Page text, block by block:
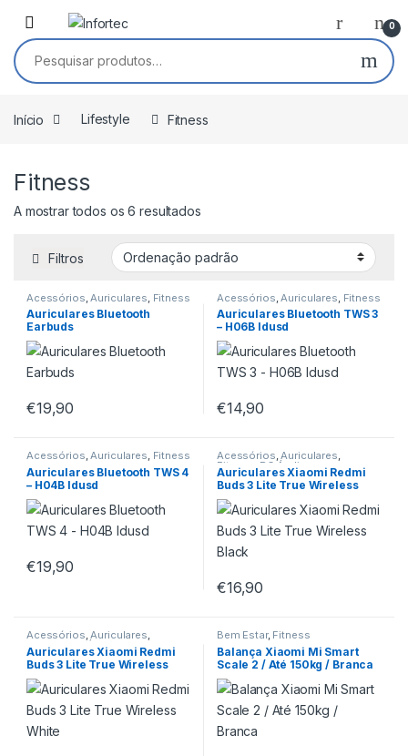
Saltar para navegação
Pular para o conteúdo
0
Pesquisar por:
Início Lifestyle Fitness
Fitness
A mostrar todos os 6 resultados
Filtros
Acessórios Auriculares Fitness
Auriculares Bluetooth
Earbuds
€19,90
Acessórios Auriculares Fitness
Auriculares Bluetooth TWS 3
– H06B Idusd
€14,90
Acessórios,Auriculares, Fitness
Auriculares Bluetooth TWS 4
– H04B Idusd
€19,90
Acessórios,Auriculares,
Fitness , PC Áudio
Auriculares Xiaomi Redmi
Buds 3 Lite True Wireless
Black
€16,90
Acessórios,Auriculares,
Fitness , PC Áudio
Auriculares Xiaomi Redmi
Buds 3 Lite True Wireless
White
Bem Estar, Fitness
Balança Xiaomi Mi Smart
Scale 2 / Até 150kg / Branca